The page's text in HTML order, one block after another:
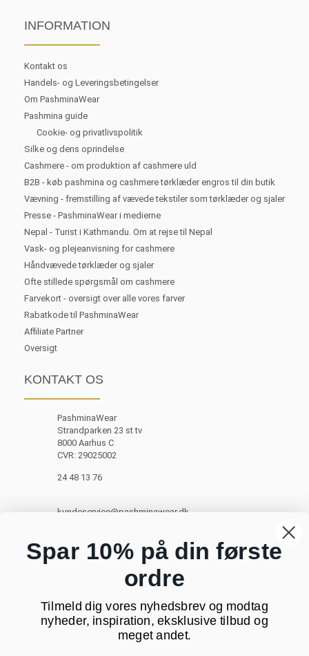
INFORMATION
Kontakt os
Handels- og Leveringsbetingelser
Om PashminaWear
Pashmina guide
Cookie- og privatlivspolitik
Silke og dens oprindelse
Cashmere - om produktion af cashmere uld
B2B - køb pashmina og cashmere tørklæder engros til din butik
Vævning - fremstilling af vævede tekstiler som tørklæder og sjaler
Presse - PashminaWear i medierne
Nepal - Turist i Kathmandu. Om at rejse til Nepal
Vask- og plejeanvisning for cashmere
Håndvævede tørklæder og sjaler
Ofte stillede spørgsmål om cashmere
Farvekort - oversigt over alle vores farver
Rabatkode til PashminaWear
Affiliate Partner
Oversigt
KONTAKT OS
PashminaWear
Strandparken 23 st tv
8000 Aarhus C
CVR: 29025002
24 48 13 76
kundeservice@pashminawear.dk
Spar 10% på din første
ordre
Tilmeld dig vores nyhedsbrev og modtag
nyheder, inspiration, eksklusive tilbud og
meget andet.